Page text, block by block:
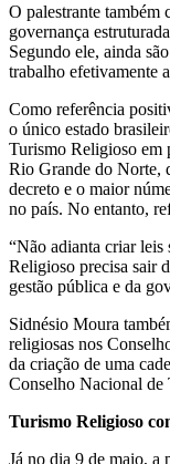
O palestrante também
governança
Segundo ele, ainda
trabalho efetivamente
Como referência
o único estado
Turismo Religioso em
Rio Grande do Norte,
decreto e o maior
no país. No entanto,
“Não adianta criar leis
Religioso precisa sair
gestão pública e da
Sidnésio Moura
religiosas nos
da criação de uma
Conselho Nacional de
Turismo Religioso
Já no dia 9 de maio, a